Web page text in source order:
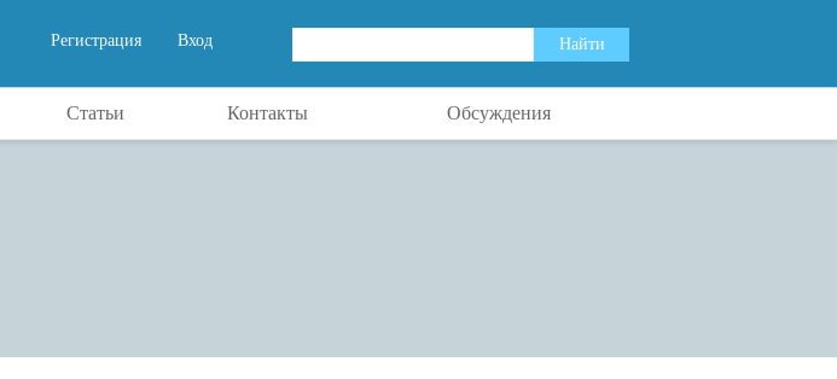
Вход
Регистрация
Статьи Контакты Обсуждения